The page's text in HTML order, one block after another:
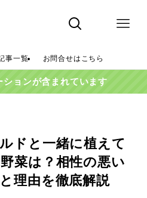
事一覧 お問合せはこちら
ョンが含まれています
ドと一緒に植えて
菜は？相性の悪い
理由を徹底解説